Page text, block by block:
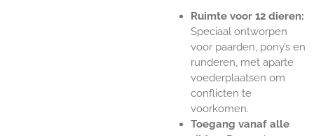
Ruimte voor 12 dieren:
Speciaal ontworpen
voor paarden, pony’s en
runderen, met aparte
voederplaatsen om
conflicten te
voorkomen.
Toegang vanaf alle